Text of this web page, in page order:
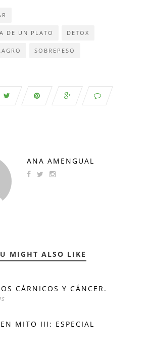
DE UN PLATO DETOX
SOBREPESO
ANA AMENGUAL
MIGHT ALSO LIKE
CÁRNICOS Y CÁNCER.
MITO III: ESPECIAL